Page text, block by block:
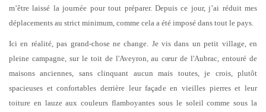
m’être laissé la journée pour tout préparer. Depuis ce jour, j’ai réduit mes
déplacements au strict minimum, comme cela a été imposé dans tout le pays.
Ici en réalité, pas grand-chose ne change. Je vis dans un petit village, en
pleine campagne, sur le toit de l'Aveyron, au cœur de l'Aubrac, entouré de
maisons anciennes, sans clinquant aucun mais toutes, je crois, plutôt
spacieuses et confortables derrière leur façade en vieilles pierres et leur
toiture en lauze aux couleurs flamboyantes sous le soleil comme sous la